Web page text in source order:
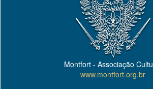
Montfort - Associação
www.montfort.org.br